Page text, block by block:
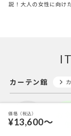
説！大人の女性に向け
カーテン館
価格（税込）
¥13,600～